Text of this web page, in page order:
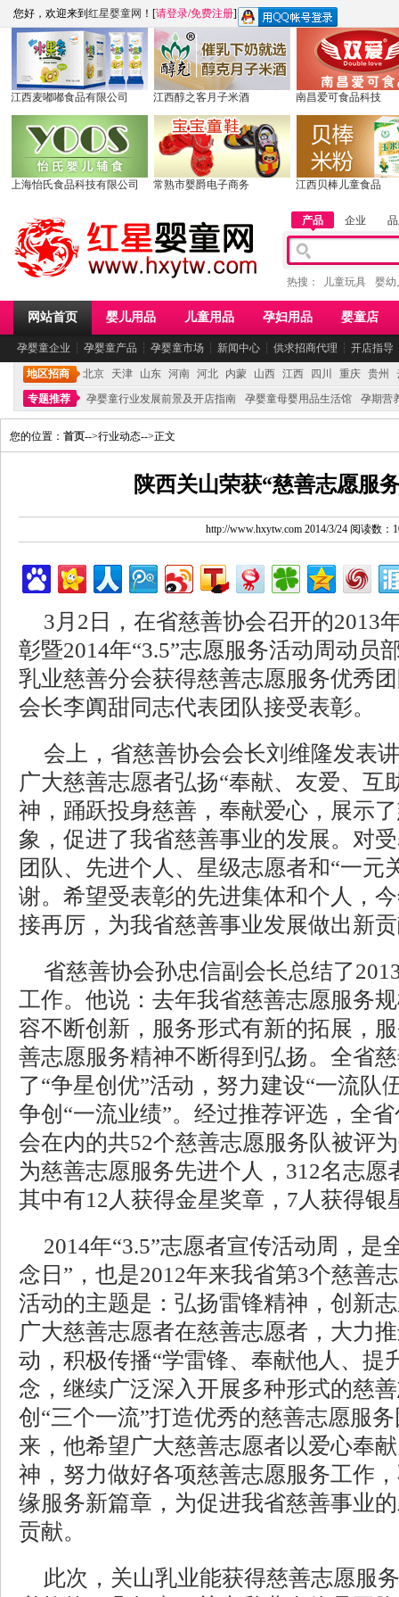
您好，欢迎来到 红星婴童网 ！[请登录/免费注册]
江西麦嘟嘟食品有限公司 江西醇之客月子米酒 南昌爱可食品科技
上海怡氏食品科技有限公司 常熟市婴爵电子商务 江西贝棒儿童食品
产品 企业
热搜： 儿童玩具 婴幼
网站首页 婴儿用品 儿童用品 孕妇用品 婴童店
孕婴童企业 ┆ 孕婴童产品 ┆ 孕婴童市场 ┆ 新闻中心 ┆ 供求招商代理 ┆ 开店指导
地区招商 北京 天津 山东 河南 河北 内蒙 山西 江西 四川 重庆 贵州
专题推荐
孕婴童行业发展前景及开店指南 孕婴童母婴用品生活馆 孕期营
您的位置： 首页-->行业动态-->正文
陕西关山荣获“慈善志愿服
http://www.hxytw.com 2014/3/24 阅读数：
3月2日，在省慈善协会召开的2013
彰暨2014年“3.5”志愿服务活动周动员
乳业慈善分会获得慈善志愿服务优秀
会长李阗甜同志代表团队接受表彰。
会上，省慈善协会会长刘维隆发表
广大慈善志愿者弘扬“奉献、友爱、互
神，踊跃投身慈善，奉献爱心，展示
象，促进了我省慈善事业的发展。对
团队、先进个人、星级志愿者和“一元
谢。希望受表彰的先进集体和个人，
接再厉，为我省慈善事业发展做出新
省慈善协会孙忠信副会长总结了
工作。他说：去年我省慈善志愿服务
容不断创新，服务形式有新的拓展，
善志愿服务精神不断得到弘扬。全省
了“争星创优”活动，努力建设“一流队
争创“一流业绩”。经过推荐评选，全
会在内的共52个慈善志愿服务队被评
为慈善志愿服务先进个人，312名志愿
其中有12人获得金星奖章，7人获得银
2014年“3.5”志愿者宣传活动周，是
念日”，也是2012年来我省第3个慈善
活动的主题是：弘扬雷锋精神，创新
广大慈善志愿者在慈善志愿者，大力
动，积极传播“学雷锋、奉献他人、提
念，继续广泛深入开展多种形式的慈
创“三个一流”打造优秀的慈善志愿服
来，他希望广大慈善志愿者以爱心奉
神，努力做好各项慈善志愿服务工作
缘服务新篇章，为促进我省慈善事业
贡献。
此次，关山乳业能获得慈善志愿服